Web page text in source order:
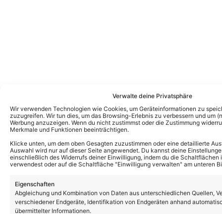
Verwalte deine Privatsphäre
Wir verwenden Technologien wie Cookies, um Geräteinformationen zu
zuzugreifen. Wir tun dies, um das Browsing-Erlebnis zu verbessern und um
Werbung anzuzeigen. Wenn du nicht zustimmst oder die Zustimmung
Merkmale und Funktionen beeinträchtigen.
Klicke unten, um dem oben Gesagten zuzustimmen oder eine detaillierte
Auswahl wird nur auf dieser Seite angewendet. Du kannst deine
einschließlich des Widerrufs deiner Einwilligung, indem du die
verwendest oder auf die Schaltfläche "Einwilligung verwalten" am unteren
Eigenschaften
Abgleichung und Kombination von Daten aus unterschiedlichen Quellen,
verschiedener Endgeräte, Identifikation von Endgeräten anhand
übermittelter Informationen.
Kevin Drewes